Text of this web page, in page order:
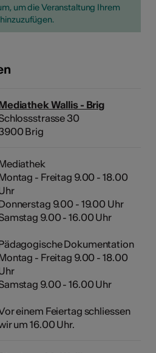
um die Veranstaltung Ihrem
Wallis - Brig
30
Brig
- Freitag 9.00 - 18.00
9.00 - 19.00 Uhr
9.00 - 16.00 Uhr
Dokumentation
- Freitag 9.00 - 18.00
9.00 - 16.00 Uhr
einem Feiertag schliessen
um 16.00 Uhr.